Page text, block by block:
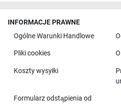
INFORMACJE PRAWNE
Ogólne Warunki Handlowe
Pliki cookies
Koszty wysyłki
Formularz odstąpienia od